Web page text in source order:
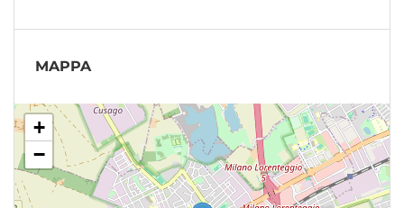
MAPPA
+
−